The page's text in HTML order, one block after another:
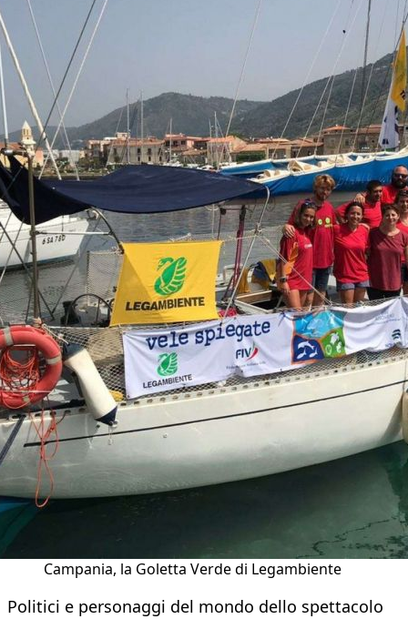
Campania, la Goletta Verde di Legambiente
Politici e personaggi del mondo dello spettacolo